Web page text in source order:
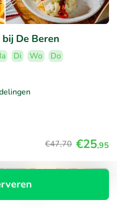
De Beren
Di Wo
Do
€47,70 €25,95